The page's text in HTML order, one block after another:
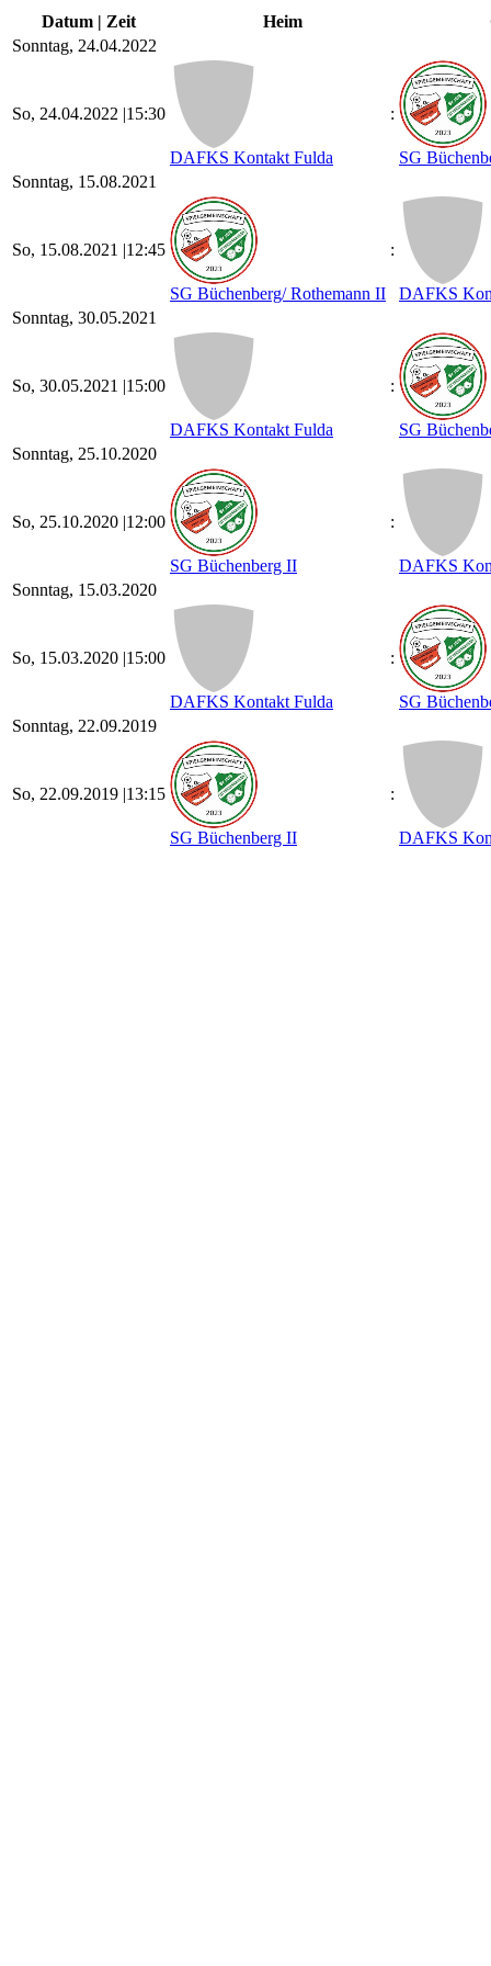
Datum | Zeit Heim
Sonntag, 24.04.2022
So, 24.04.2022 |15:30
DAFKS Kontakt Fulda
:
SG
Sonntag, 15.08.2021
So, 15.08.2021 |12:45
SG Büchenberg/​ Rothemann II
:
DAFKS
Sonntag, 30.05.2021
So, 30.05.2021 |15:00
DAFKS Kontakt Fulda
:
SG
Sonntag, 25.10.2020
So, 25.10.2020 |12:00
SG Büchenberg II
:
DAFKS
Sonntag, 15.03.2020
So, 15.03.2020 |15:00
DAFKS Kontakt Fulda
:
SG
Sonntag, 22.09.2019
So, 22.09.2019 |13:15
SG Büchenberg II
:
DAFKS